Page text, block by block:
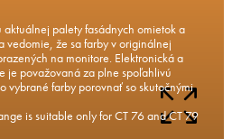
aktuálnej palety fasádnych omietok a
vedomie, že sa farby v originálnej
na monitore. Elektronická a
je považovaná za plne spoľahlivú
vybrané farby porovnať so skutočnými
is suitable only for CT 76 and CT 79